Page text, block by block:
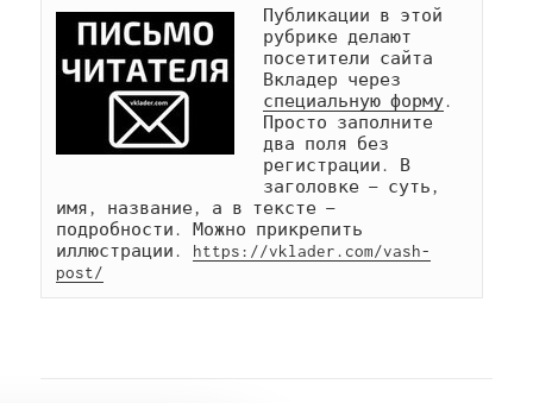
Публикации в этой
рубрике делают
посетители сайта
специальную форму.
Просто заполните
два поля без
регистрации. В
заголовке — суть,
имя, название, а в тексте —
подробности. Можно прикрепить
иллюстрации. https://vklader.com/vash-
post/